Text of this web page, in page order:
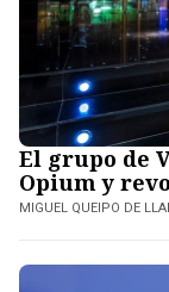
El grupo de
Opium y
MIGUEL QUEIPO DE